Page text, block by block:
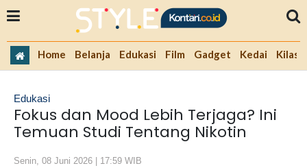
Home Belanja Edukasi Film Gadget Kedai Kilas
Edukasi
Fokus dan Mood Lebih Terjaga? Ini
Temuan Studi Tentang Nikotin
Senin, 08 Juni 2026 | 17:59 WIB